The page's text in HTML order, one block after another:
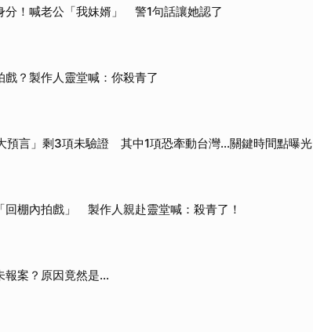
分！喊老公「我妹婿」 警1句話讓她認了
戲？製作人靈堂喊：你殺青了
預言」剩3項未驗證 其中1項恐牽動台灣...關鍵時間點曝光
回棚內拍戲」 製作人親赴靈堂喊：殺青了！
報案？原因竟然是...